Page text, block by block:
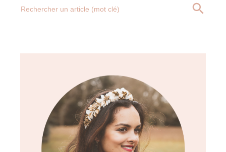
for:
SEARCH